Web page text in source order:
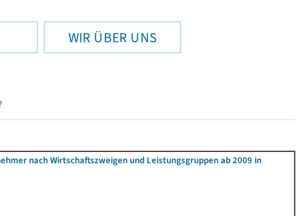
WIR ÜBER UNS
nach Wirtschaftszweigen und Leistungsgruppen ab 2009 in